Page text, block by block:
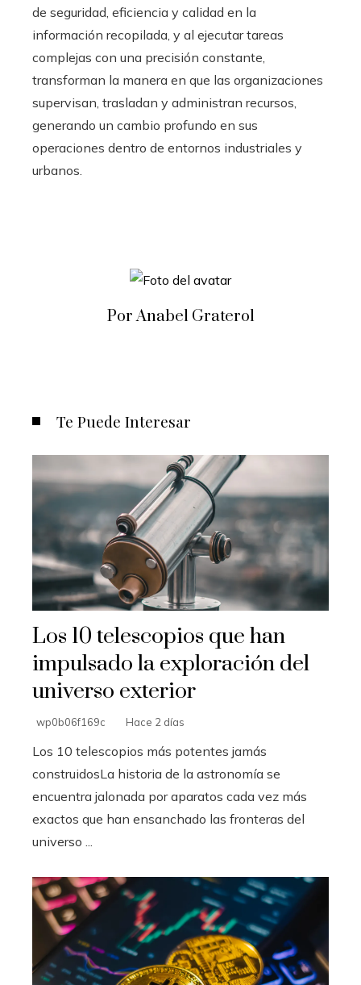
de seguridad, eficiencia y calidad en la
información recopilada, y al ejecutar tareas
complejas con una precisión constante,
transforman la manera en que las organizaciones
supervisan, trasladan y administran recursos,
generando un cambio profundo en sus
operaciones dentro de entornos industriales y
urbanos.
Por Anabel Graterol
Te Puede Interesar
Los 10 telescopios que han
impulsado la exploración del
universo exterior
wp0b06f169c Hace 2 días
Los 10 telescopios más potentes jamás
construidosLa historia de la astronomía se
encuentra jalonada por aparatos cada vez más
exactos que han ensanchado las fronteras del
universo ...